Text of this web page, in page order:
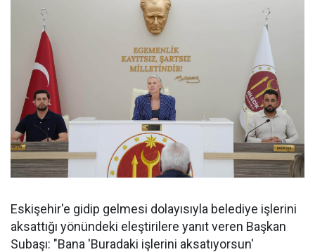
Eskişehir'e gidip gelmesi dolayısıyla belediye işlerini
aksattığı yönündeki eleştirilere yanıt veren Başkan
Subaşı: "Bana 'Buradaki işlerini aksatıyorsun'